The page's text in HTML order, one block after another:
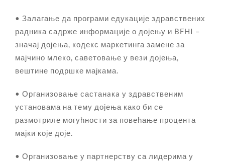
• Залагање да програми едукације здравствених
радника садрже информације о дојењу и BFHI –
значај дојења, кодекс маркетинга замене за
мајчино млеко, саветовање у вези дојења,
вештине подршке мајкама.
• Организовањe састанaкa у здравственим
установама на тему дојења како би се
размотриле могућности за повећање процента
мајки које доје.
• Организовањe у партнерству са лидерима у